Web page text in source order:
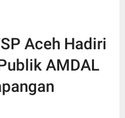
Aceh Hadiri
AMDAL